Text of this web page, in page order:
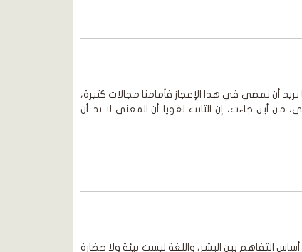
أن نمضي في هذا الإعجاز فأمامنا مجالات كثيرة،
من أين جاءت، إن الثابت لغويا أن المعنى لا بد أن
التفاهم بين البشر، واللغة ليست بيئة ولا حضارة